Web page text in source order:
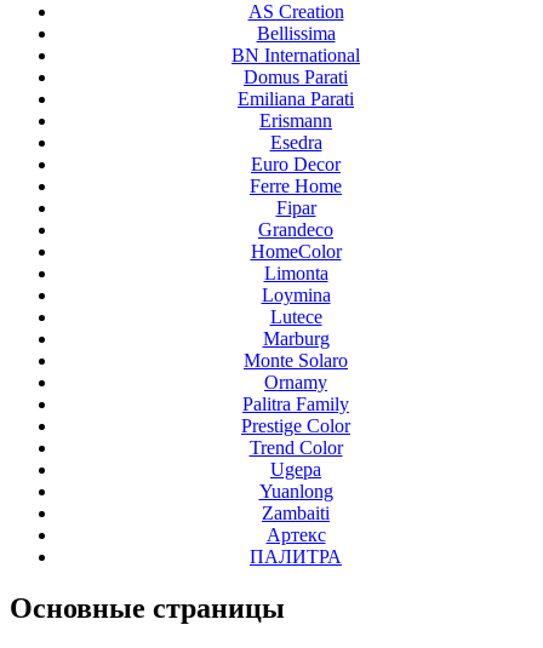
AS Creation
Bellissima
BN International
Domus Parati
Emiliana Parati
Erismann
Esedra
Euro Decor
Ferre Home
Fipar
Grandeco
HomeColor
Limonta
Loymina
Lutece
Marburg
Monte Solaro
Ornamy
Palitra Family
Prestige Color
Trend Color
Ugepa
Yuanlong
Zambaiti
Артекс
ПАЛИТРА
Основные страницы